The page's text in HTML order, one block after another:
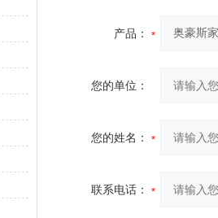
产品：
您的单位：
您的姓名：
联系电话：